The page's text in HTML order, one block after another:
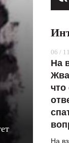
06 /
На
что
На